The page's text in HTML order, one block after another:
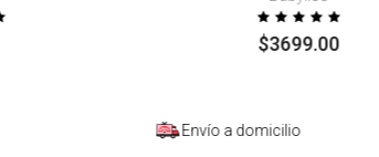
$3699.00
Envío a domicilio